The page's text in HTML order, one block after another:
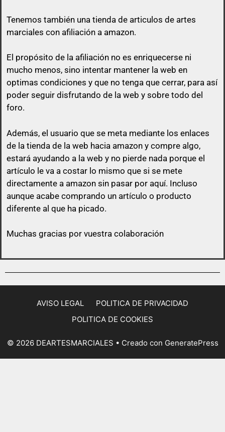
Tenemos también una tienda de articulos de artes
marciales con afiliación a amazon.
El propósito de la afiliación no es enriquecerse ni
mucho menos, sino intentar mantener la web en
optimas condiciones y que no tenga que cerrar, para así
poder seguir disfrutando de la web y sobre todo del
foro.
Además, el usuario que se meta mediante los enlaces
de la tienda de la web hacia amazon y compre algo,
estará ayudando a la web y no pierde nada porque el
artículo le va a costar lo mismo que si se mete
directamente a amazon sin pasar por aquí. Incluso
aunque acabe comprando un artículo o producto
diferente al que ha picado.
Muchas gracias por vuestra colaboración
AVISO LEGAL
POLITICA DE PRIVACIDAD
POLITICA DE COOKIES
© 2026 DEARTESMARCIALES • Creado con GeneratePress